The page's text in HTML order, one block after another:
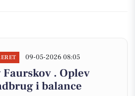
09-05-2026 08:05
Faurskov . Oplev
i balance